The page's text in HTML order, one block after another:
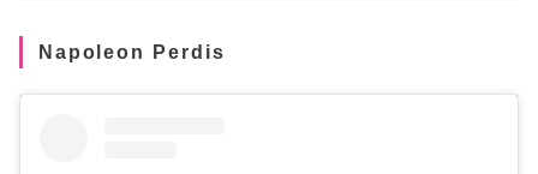
Napoleon Perdis